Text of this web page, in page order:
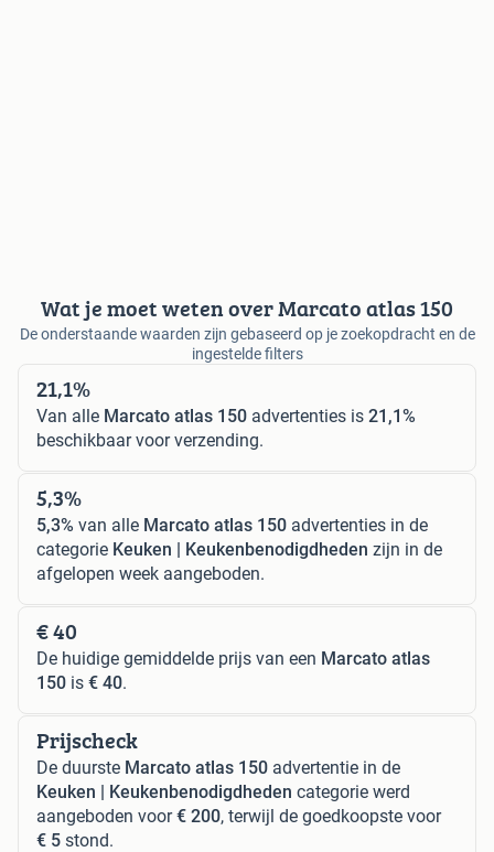
Wat je moet weten over Marcato atlas 150
De onderstaande waarden zijn gebaseerd op je zoekopdracht en de
ingestelde filters
21,1%
Van alle Marcato atlas 150 advertenties is 21,1%
beschikbaar voor verzending.
5,3%
5,3% van alle Marcato atlas 150 advertenties in de
categorie Keuken | Keukenbenodigdheden zijn in de
afgelopen week aangeboden.
€ 40
De huidige gemiddelde prijs van een Marcato atlas
150 is € 40.
Prijscheck
De duurste Marcato atlas 150 advertentie in de
Keuken | Keukenbenodigdheden categorie werd
aangeboden voor€ 200, terwijl de goedkoopste voor
€ 5 stond.